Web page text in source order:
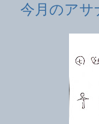
今月のアサ